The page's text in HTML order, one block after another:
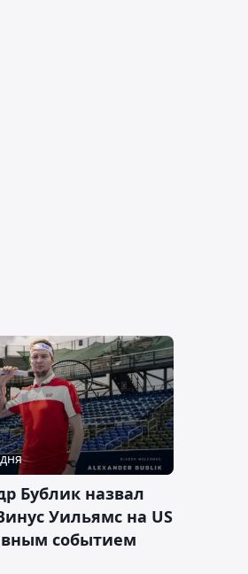
Бублик назвал
Уильямс на US
событием